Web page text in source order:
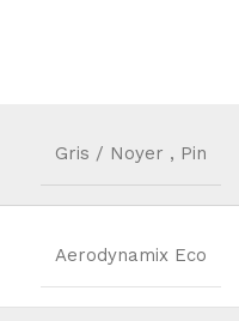
Gris / Noyer , Pin
Aerodynamix Eco